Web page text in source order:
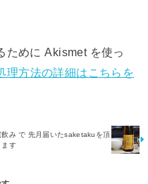
ために Akismet を使っ
理方法の詳細はこちらを
飲み で 先月届いたsaketakuを頂
ます